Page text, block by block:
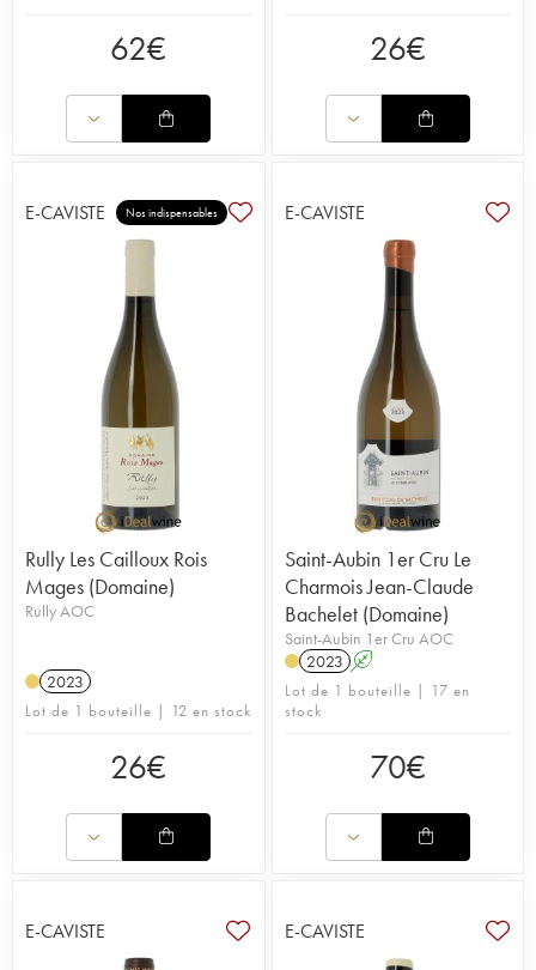
62€ 26€
E-CAVISTE Nos indispensables
Rully Les Cailloux Rois
Mages (Domaine)
Rully AOC
2023
Lot de 1 bouteille | 12 en stock
26€
E-CAVISTE
Saint-Aubin 1er Cru Le
Charmois Jean-Claude
Bachelet (Domaine)
Saint-Aubin 1er Cru AOC
2023 A
Lot de 1 bouteille | 17 en
stock
70€
E-CAVISTE E-CAVISTE